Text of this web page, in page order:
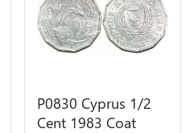
P0830 Cyprus 1/2
Cent 1983 Coat